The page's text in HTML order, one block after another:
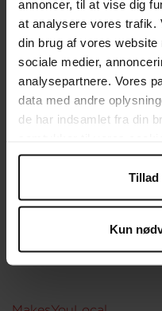
annoncer, til at vise dig
at analysere vores trafik.
din brug af vores
sociale medier,
analysepartnere. Vores
data med andre
de har indsamlet fra din
anvende vores
Tillad
Kun
Linak
Lindab
LINDBERG A/S
LINDS A/S
Lindved El
ljpmedical ApS
Logis Solutions
Lundberg Tech A/S
Lyreco
M